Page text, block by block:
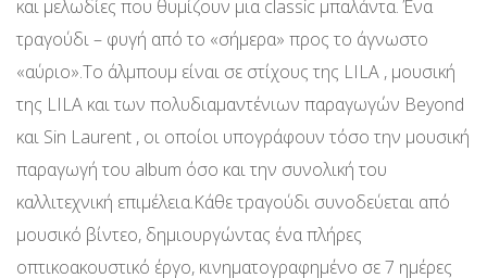
και μελωδίες που θυμίζουν μια classic μπαλάντα. Ένα
τραγούδι – φυγή από το «σήμερα» προς το άγνωστο
«αύριο».Το άλμπουμ είναι σε στίχους της LILA , μουσική
της LILA και των πολυδιαμαντένιων παραγωγών Beyond
και Sin Laurent , οι οποίοι υπογράφουν τόσο την μουσική
παραγωγή του album όσο και την συνολική του
καλλιτεχνική επιμέλεια.Κάθε τραγούδι συνοδεύεται από
μουσικό βίντεο, δημιουργώντας ένα πλήρες
οπτικοακουστικό έργο, κινηματογραφημένο σε 7 ημέρες